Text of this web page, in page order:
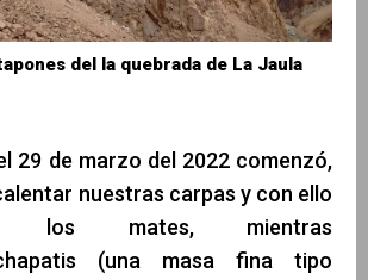
del la quebrada de La Jaula
29 de marzo del 2022 comenzó,
nuestras carpas y con ello
los mates, mientras
(una masa fina tipo